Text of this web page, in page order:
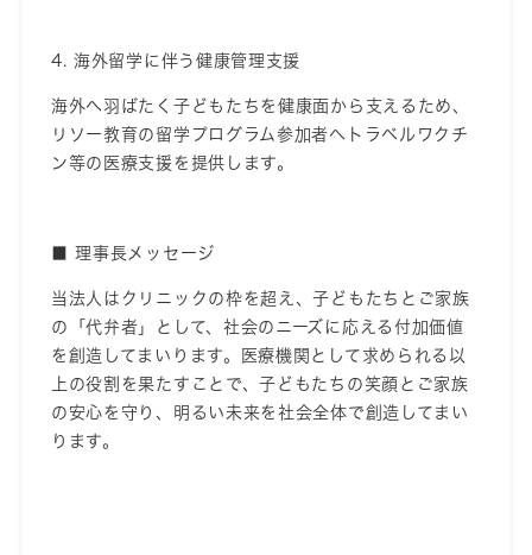
4.海外留学に伴う健康管理支援
海外へ羽ばたく子どもたちを健康面から支えるため、
リソー教育の留学プログラム参加者へトラベルワクチ
ン等の医療支援を提供します。
■理事長メッセージ
当法人はクリニックの枠を超え、子どもたちとご家族
の「代弁者」として、社会のニーズに応える付加価値
を創造してまいります。医療機関として求められる以
上の役割を果たすことで、子どもたちの笑顔とご家族
の安心を守り、明るい未来を社会全体で創造してまい
ります。